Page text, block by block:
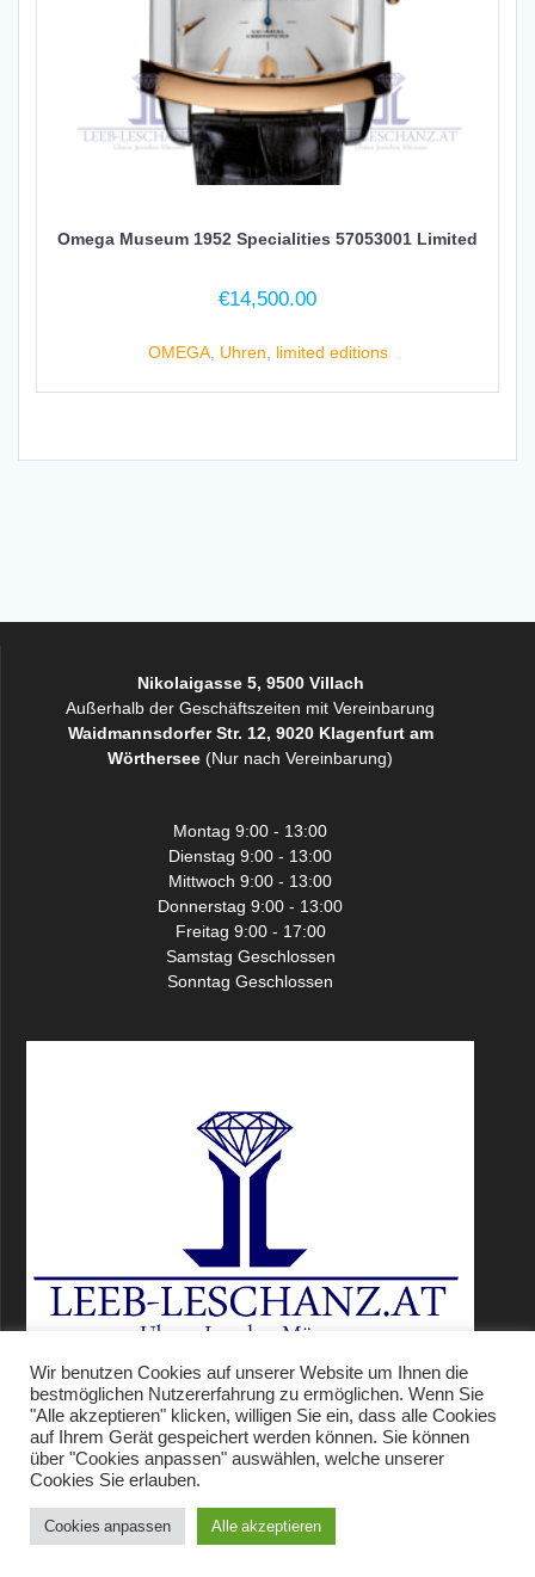
Omega Museum 1952 Specialities 57053001 Limited
€14,500.00
OMEGA, Uhren, limited editions
Nikolaigasse 5, 9500 Villach
Außerhalb der Geschäftszeiten mit Vereinbarung
Waidmannsdorfer Str. 12, 9020 Klagenfurt am
Wörthersee (Nur nach Vereinbarung)
Montag 9:00 - 13:00
Dienstag 9:00 - 13:00
Mittwoch 9:00 - 13:00
Donnerstag 9:00 - 13:00
Freitag 9:00 - 17:00
Samstag Geschlossen
Sonntag Geschlossen
Leeb-Leschanz.at
Wir benutzen Cookies auf unserer Website um Ihnen die
bestmöglichen Nutzererfahrung zu ermöglichen. Wenn Sie
"Alle akzeptieren" klicken, willigen Sie ein, dass alle Cookies
auf Ihrem Gerät gespeichert werden können. Sie können
über "Cookies anpassen" auswählen, welche unserer
Cookies Sie erlauben.
Cookies anpassen Alle akzeptieren